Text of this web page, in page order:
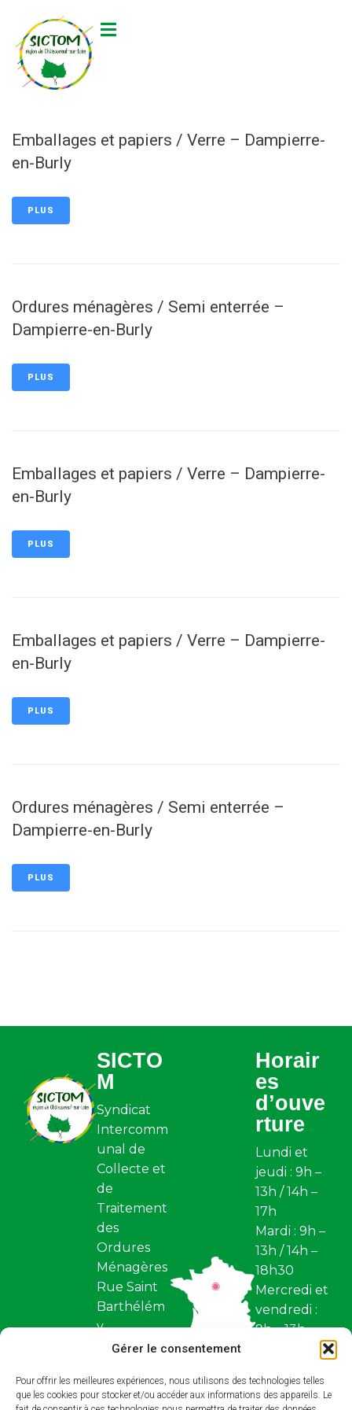
Gérer le consentement
Pour offrir les meilleures expériences, nous utilisons des technologies telles
que les cookies pour stocker et/ou accéder aux informations des appareils. Le
Emballages et papiers / Verre – Dampierre-
en-Burly
PLUS
Ordures ménagères / Semi enterrée –
Dampierre-en-Burly
PLUS
Emballages et papiers / Verre – Dampierre-
en-Burly
PLUS
Emballages et papiers / Verre – Dampierre-
en-Burly
PLUS
Ordures ménagères / Semi enterrée –
Dampierre-en-Burly
PLUS
SICTO
M
Syndicat
Intercomm
unal de
Collecte et
de
Traitement
des
Ordures
Ménagères
Rue Saint
Barthélém
y
Z.I. Saint
y BP 97
45110,
Horair
es
d’ouve
rture
Lundi et
jeudi : 9h –
13h / 14h –
17h
Mardi : 9h –
13h / 14h –
18h30
Mercredi et
vendredi :
9h – 13h
dimanche